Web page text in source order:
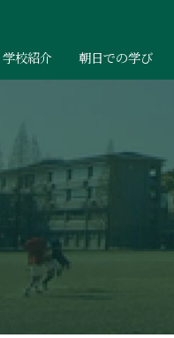
学校紹介 朝日での学び